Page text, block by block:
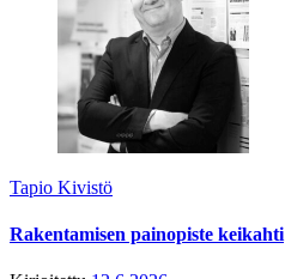
Tapio Kivistö
Rakentamisen painopiste keikahti